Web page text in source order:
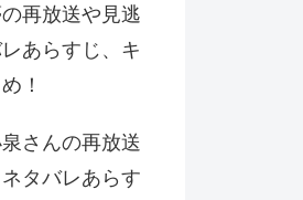
再放送や見逃
あらすじ、キ
！
さんの再放送
タバレあらす